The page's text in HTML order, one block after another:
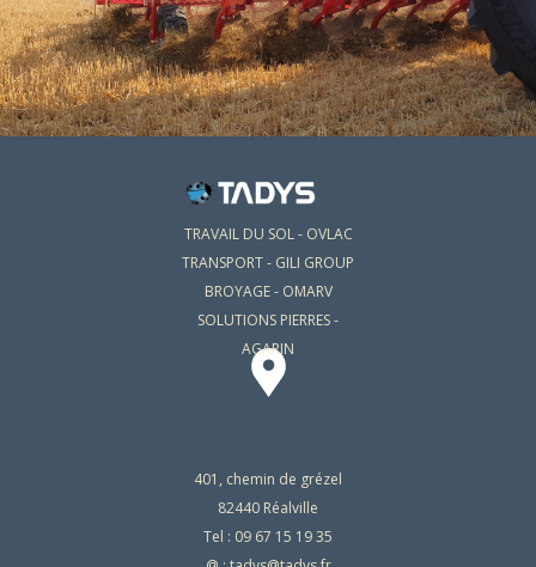
TRAVAIL DU SOL - OVLAC
TRANSPORT - GILI GROUP
BROYAGE - OMARV
SOLUTIONS PIERRES -
AGARIN
401, chemin de grézel
82440 Réalville
Tel : 09 67 15 19 35